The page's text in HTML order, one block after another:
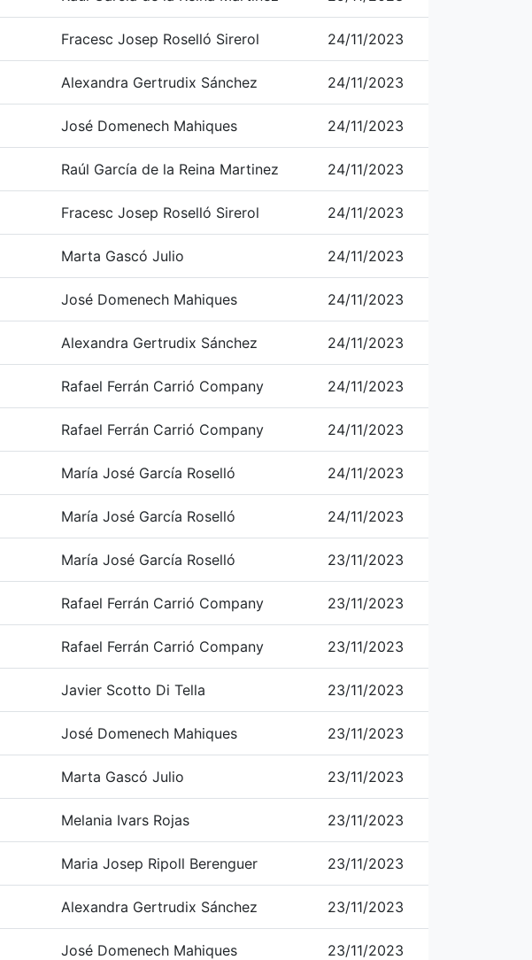
Fracesc Josep Roselló Sirerol 24/11/2023
Alexandra Gertrudix Sánchez 24/11/2023
José Domenech Mahiques 24/11/2023
Raúl García de la Reina Martinez 24/11/2023
Fracesc Josep Roselló Sirerol 24/11/2023
Marta Gascó Julio 24/11/2023
José Domenech Mahiques 24/11/2023
Alexandra Gertrudix Sánchez 24/11/2023
Rafael Ferrán Carrió Company 24/11/2023
Rafael Ferrán Carrió Company 24/11/2023
María José García Roselló 24/11/2023
María José García Roselló 24/11/2023
María José García Roselló 23/11/2023
Rafael Ferrán Carrió Company 23/11/2023
Rafael Ferrán Carrió Company 23/11/2023
Javier Scotto Di Tella 23/11/2023
José Domenech Mahiques 23/11/2023
Marta Gascó Julio 23/11/2023
Melania Ivars Rojas 23/11/2023
Maria Josep Ripoll Berenguer 23/11/2023
Alexandra Gertrudix Sánchez 23/11/2023
José Domenech Mahiques 23/11/2023